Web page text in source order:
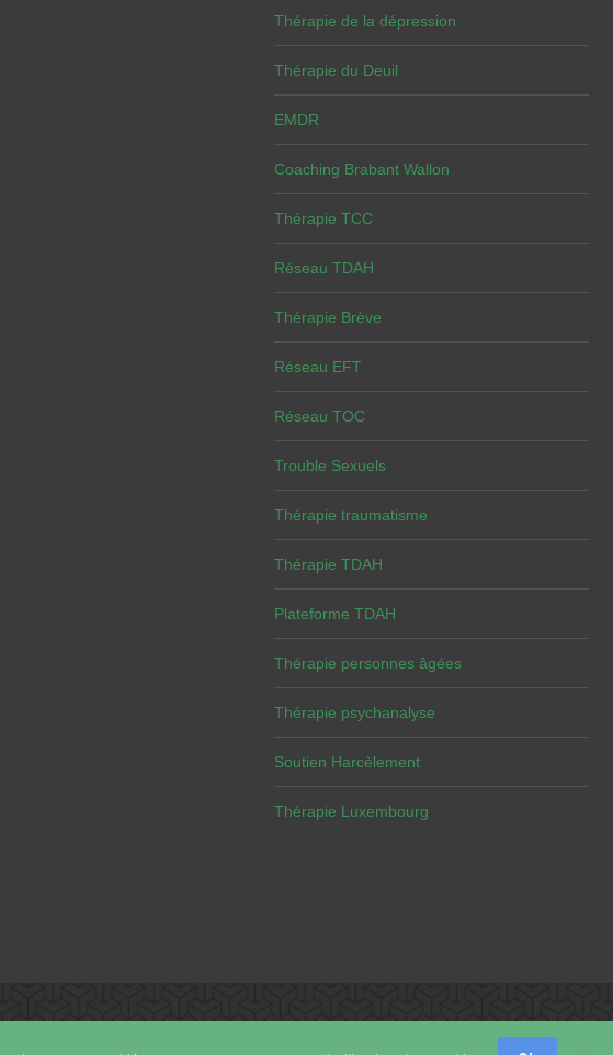
Thérapie de la dépression
Thérapie du Deuil
EMDR
Coaching Brabant Wallon
Thérapie TCC
Réseau TDAH
Thérapie Brève
Réseau EFT
Réseau TOC
Trouble Sexuels
Thérapie traumatisme
Thérapie TDAH
Plateforme TDAH
Thérapie personnes âgées
Thérapie psychanalyse
Soutien Harcèlement
Thérapie Luxembourg